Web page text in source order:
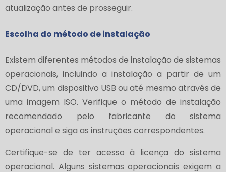
atualização antes de prosseguir.
Escolha do método de instalação
Existem diferentes métodos de instalação de sistemas
operacionais, incluindo a instalação a partir de um
CD/DVD, um dispositivo USB ou até mesmo através de
uma imagem ISO. Verifique o método de instalação
recomendado pelo fabricante do sistema
operacional e siga as instruções correspondentes.
Certifique-se de ter acesso à licença do sistema
operacional. Alguns sistemas operacionais exigem a